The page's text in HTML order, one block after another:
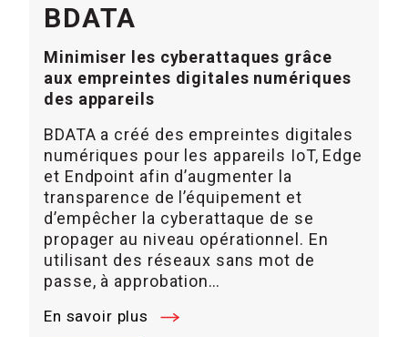
BDATA
Minimiser les cyberattaques grâce
aux empreintes digitales numériques
des appareils
BDATA a créé des empreintes digitales
numériques pour les appareils IoT, Edge
et Endpoint afin d’augmenter la
transparence de l’équipement et
d’empêcher la cyberattaque de se
propager au niveau opérationnel. En
utilisant des réseaux sans mot de
passe, à approbation…
En savoir plus